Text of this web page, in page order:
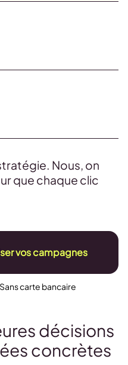
Nous, on
que chaque clic
vos campagnes
carte bancaire
décisions
concrètes